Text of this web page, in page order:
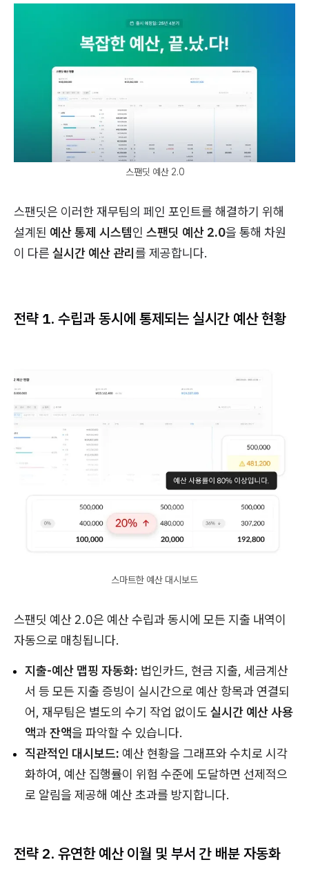
스팬딧 예산 2.0
스팬딧은 이러한 재무팀의 페인 포인트를 해결하기 위해
설계된 예산 통제 시스템인 스팬딧 예산 2.0을 통해 차원
이 다른 실시간 예산 관리를 제공합니다.
전략 1. 수립과 동시에 통제되는 실시간 예산 현황
스마트한 예산 대시보드
스팬딧 예산 2.0은 예산 수립과 동시에 모든 지출 내역이
자동으로 매칭됩니다.
지출-예산 맵핑 자동화: 법인카드, 현금 지출, 세금계산
서 등 모든 지출 증빙이 실시간으로 예산 항목과 연결되
어, 재무팀은 별도의 수기 작업 없이도 실시간 예산 사용
액과잔액을 파악할 수 있습니다.
직관적인 대시보드: 예산 현황을 그래프와 수치로 시각
화하여, 예산 집행률이 위험 수준에 도달하면 선제적으
로 알림을 제공해 예산 초과를 방지합니다.
전략 2. 유연한 예산 이월 및 부서 간 배분 자동화